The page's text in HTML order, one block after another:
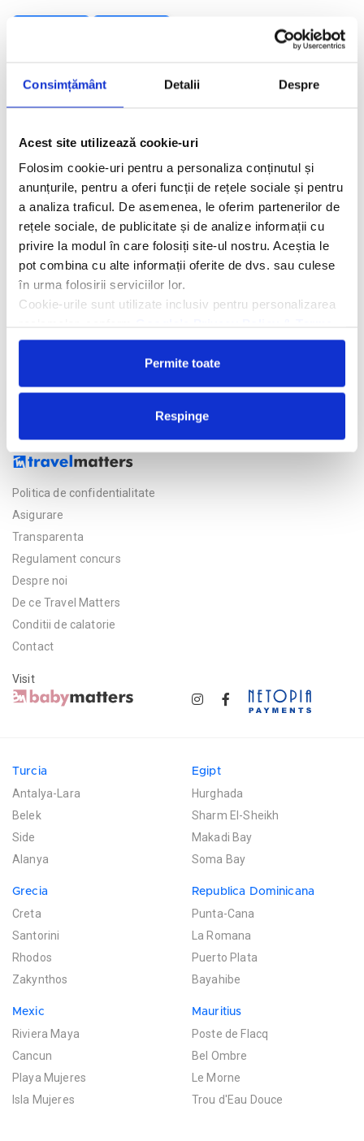
Consimțământ Detalii Despre
Acest site utilizează cookie-uri
Folosim cookie-uri pentru a personaliza conținutul și
anunțurile, pentru a oferi funcții de rețele sociale și pentru
a analiza traficul. De asemenea, le oferim partenerilor de
rețele sociale, de publicitate și de analize informații cu
privire la modul în care folosiți site-ul nostru. Aceștia le
pot combina cu alte informații oferite de dvs. sau culese
în urma folosirii serviciilor lor.
Cookie-urile sunt utilizate inclusiv pentru personalizarea
Permite toate
Respinge
Descriere hotel
of Emirates. Restaurantul Petals este deschis non stop şi
serveşte bufet cald cu specialităţi orientale şi preparate
mediteraneene. La terasa insorita de langa piscina cu valuri,
oaspeţii pot savura sucuri proaspete, cocktail-uri exotice şi
gustări uşoare.
Facilitati hotel
Masa:
Cere oferta personalizata
Politica de confidentialitate
Asigurare
Transparenta
Regulament concurs
Despre noi
De ce Travel Matters
Conditii de calatorie
Contact
Visit
Turcia
Antalya-Lara
Belek
Side
Alanya
Egipt
Hurghada
Sharm El-Sheikh
Makadi Bay
Soma Bay
Grecia
Creta
Santorini
Rhodos
Zakynthos
Republica Dominicana
Punta-Cana
La Romana
Puerto Plata
Bayahibe
Mexic
Riviera Maya
Cancun
Playa Mujeres
Isla Mujeres
Mauritius
Poste de Flacq
Bel Ombre
Le Morne
Trou d'Eau Douce